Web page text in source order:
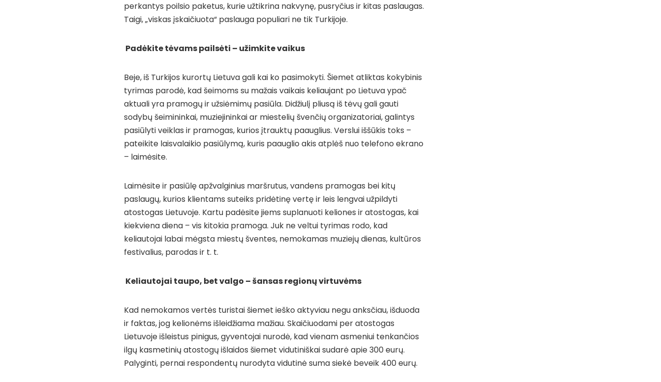
perkantys poilsio paketus, kurie užtikrina nakvynę, pusryčius ir kitas paslaugas.
Taigi, „viskas įskaičiuota“ paslauga populiari ne tik Turkijoje.
Padėkite tėvams pailsėti – užimkite vaikus
Beje, iš Turkijos kurortų Lietuva gali kai ko pasimokyti. Šiemet atliktas kokybinis
tyrimas parodė, kad šeimoms su mažais vaikais keliaujant po Lietuva ypač
aktuali yra pramogų ir užsiėmimų pasiūla. Didžiulį pliusą iš tėvų gali gauti
sodybų šeimininkai, muziejininkai ar miestelių švenčių organizatoriai, galintys
pasiūlyti veiklas ir pramogas, kurios įtrauktų paauglius. Verslui iššūkis toks –
pateikite laisvalaikio pasiūlymą, kuris paauglio akis atplėš nuo telefono ekrano
– laimėsite.
Laimėsite ir pasiūlę apžvalginius maršrutus, vandens pramogas bei kitų
paslaugų, kurios klientams suteiks pridėtinę vertę ir leis lengvai užpildyti
atostogas Lietuvoje. Kartu padėsite jiems suplanuoti keliones ir atostogas, kai
kiekviena diena – vis kitokia pramoga. Juk ne veltui tyrimas rodo, kad
keliautojai labai mėgsta miestų šventes, nemokamas muziejų dienas, kultūros
festivalius, parodas ir t. t.
Keliautojai taupo, bet valgo – šansas regionų virtuvėms
Kad nemokamos vertės turistai šiemet ieško aktyviau negu anksčiau, išduoda
ir faktas, jog kelionėms išleidžiama mažiau. Skaičiuodami per atostogas
Lietuvoje išleistus pinigus, gyventojai nurodė, kad vienam asmeniui tenkančios
ilgų kasmetinių atostogų išlaidos šiemet vidutiniškai sudarė apie 300 eurų.
Palyginti, pernai respondentų nurodyta vidutinė suma siekė beveik 400 eurų.